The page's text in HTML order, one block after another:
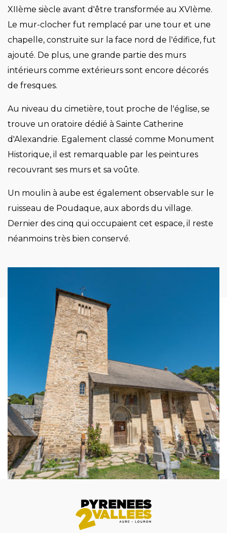
XIIème siècle avant d'être transformée au XVIème.
Le mur-clocher fut remplacé par une tour et une
chapelle, construite sur la face nord de l'édifice, fut
ajouté. De plus, une grande partie des murs
intérieurs comme extérieurs sont encore décorés
de fresques.
Au niveau du cimetière, tout proche de l'église, se
trouve un oratoire dédié à Sainte Catherine
d'Alexandrie. Egalement classé comme Monument
Historique, il est remarquable par les peintures
recouvrant ses murs et sa voûte.
Un moulin à aube est également observable sur le
ruisseau de Poudaque, aux abords du village.
Dernier des cinq qui occupaient cet espace, il reste
néanmoins très bien conservé.